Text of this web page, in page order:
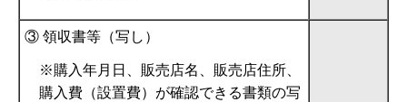
③ 領収書等（写し）
※購入年月日、販売店名、販売店住所、
購入費（設置費）が確認できる書類の写